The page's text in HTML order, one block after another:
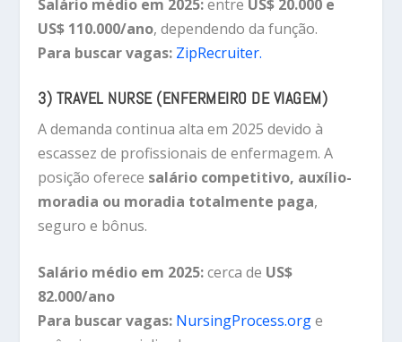
Salário médio em 2025:entre US$ 20.000 e
US$ 110.000/ano, dependendo da função.
Para buscar vagas: ZipRecruiter.
3) TRAVEL NURSE (ENFERMEIRO DE VIAGEM)
A demanda continua alta em 2025 devido à
escassez de profissionais de enfermagem. A
posição oferece salário competitivo, auxílio-
moradia ou moradia totalmente paga,
seguro e bônus.
Salário médio em 2025:cerca de US$
82.000/ano
Para buscar vagas: NursingProcess.orge